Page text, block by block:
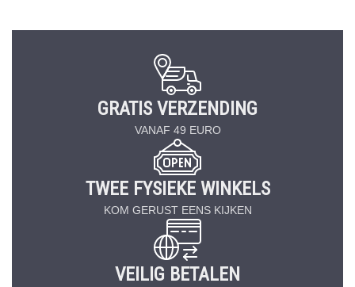
GRATIS VERZENDING
VANAF 49 EURO
TWEE FYSIEKE WINKELS
KOM GERUST EENS KIJKEN
VEILIG BETALEN